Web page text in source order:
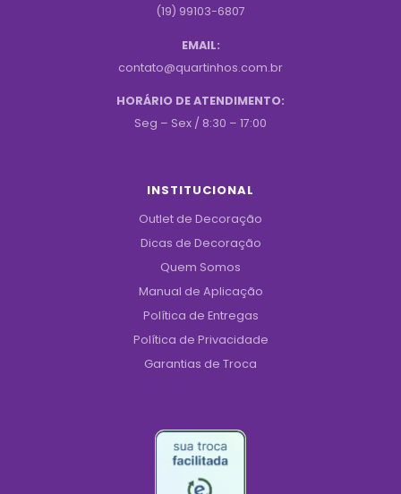
(19) 99103-6807
EMAIL:
contato@quartinhos.com.br
HORÁRIO DE ATENDIMENTO:
Seg – Sex / 8:30 – 17:00
INSTITUCIONAL
Outlet de Decoração
Dicas de Decoração
Quem Somos
Manual de Aplicação
Política de Entregas
Política de Privacidade
Garantias de Troca